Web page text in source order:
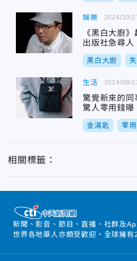
娛樂
《黑白大廚
出版社急尋人
黑白大廚
2024/10/
生活
驚覺新來的
驚人零用錢曝
金湯匙 零
2024/09/
相關標籤：
新聞、影音、節目、直播、社群及
世界各地華人亦頗受歡迎，全球擁有